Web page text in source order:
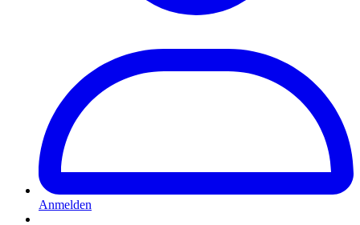
Anmelden